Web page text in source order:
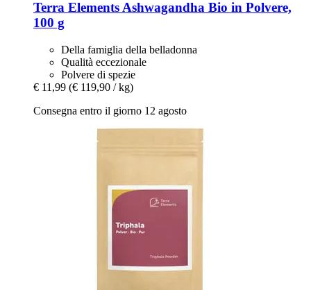
Terra Elements Ashwagandha Bio in Polvere,
100 g
Della famiglia della belladonna
Qualità eccezionale
Polvere di spezie
€ 11,99 (€ 119,90 / kg)
Consegna entro il giorno 12 agosto